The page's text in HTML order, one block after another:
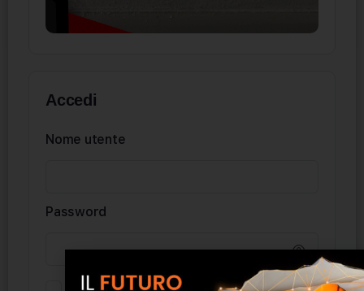
Accedi
Nome utente
Password
Ricordati di me